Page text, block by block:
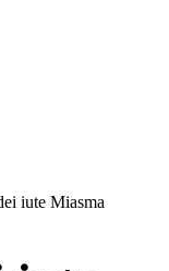
iute Miasma